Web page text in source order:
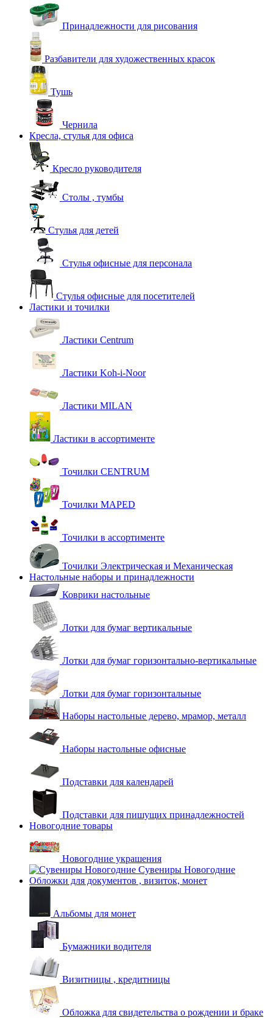
Принадлежности для рисования
Разбавители для художественных красок
Тушь
Чернила
Кресла, стулья для офиса
Кресло руководителя
Столы , тумбы
Стулья для детей
Стулья офисные для персонала
Стулья офисные для посетителей
Ластики и точилки
Ластики Centrum
Ластики Koh-i-Noor
Ластики MILAN
Ластики в ассортименте
Точилки CENTRUM
Точилки MAPED
Точилки в ассортименте
Точилки Электрическая и Механическая
Настольные наборы и принадлежности
Коврики настольные
Лотки для бумаг вертикальные
Лотки для бумаг горизонтально-вертикальные
Лотки для бумаг горизонтальные
Наборы настольные дерево, мрамор, металл
Наборы настольные офисные
Подставки для календарей
Подставки для пишущих принадлежностей
Новогодние товары
Новогодние украшения
Сувениры Новогодние
Обложки для документов , визиток, монет
Альбомы для монет
Бумажники водителя
Визитницы , кредитницы
Обложка для свидетельства о рождении и браке